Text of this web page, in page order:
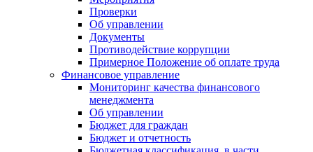
Проверки
Об управлении
Документы
Противодействие коррупции
Примерное Положение об оплате труда
Финансовое управление
Мониторинг качества финансового
менеджмента
Об управлении
Бюджет для граждан
Бюджет и отчетность